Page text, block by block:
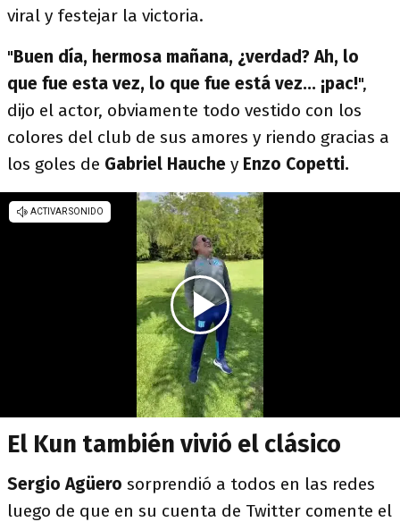
viral y festejar la victoria.
"Buen día, hermosa mañana, ¿verdad? Ah, lo
que fue esta vez, lo que fue está vez... ¡pac!",
dijo el actor, obviamente todo vestido con los
colores del club de sus amores y riendo gracias a
los goles de Gabriel Hauche y Enzo Copetti.
El Kun también vivió el clásico
Sergio Agüero sorprendió a todos en las redes
luego de que en su cuenta de Twitter comente el